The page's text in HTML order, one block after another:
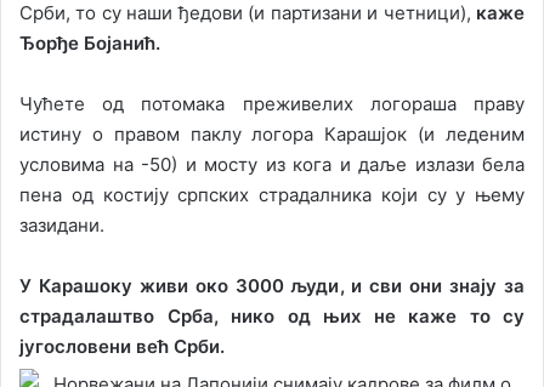
Срби, то су наши ђедови (и партизани и четници), каже
Ђорђе Бојанић.
Чућете од потомака преживелих логораша праву
истину о правом паклу логора Карашјок (и леденим
условима на -50) и мосту из кога и даље излази бела
пена од костију српских страдалника који су у њему
зазидани.
У Карашоку живи око 3000 људи, и сви они знају за
страдалаштво Срба, нико од њих не каже то су
југословени већ Срби.